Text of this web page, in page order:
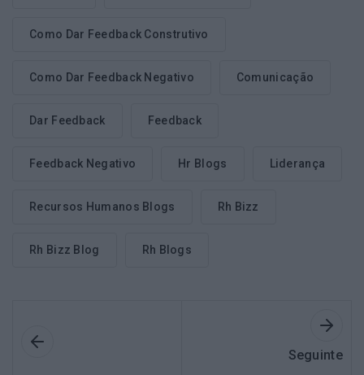
Como Dar Feedback Construtivo
Como Dar Feedback Negativo Comunicação
Dar Feedback Feedback
Feedback Negativo Hr Blogs Liderança
Recursos Humanos Blogs Rh Bizz
Rh Bizz Blog Rh Blogs
Seguinte